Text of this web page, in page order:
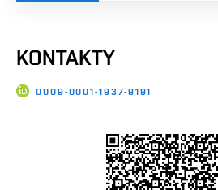
KONTAKTY
0009-0001-1937-9191